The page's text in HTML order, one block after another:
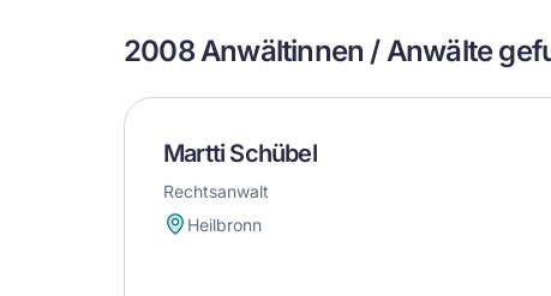
2008 Anwältinnen / Anwälte
Martti Schübel
Rechtsanwalt
Heilbronn